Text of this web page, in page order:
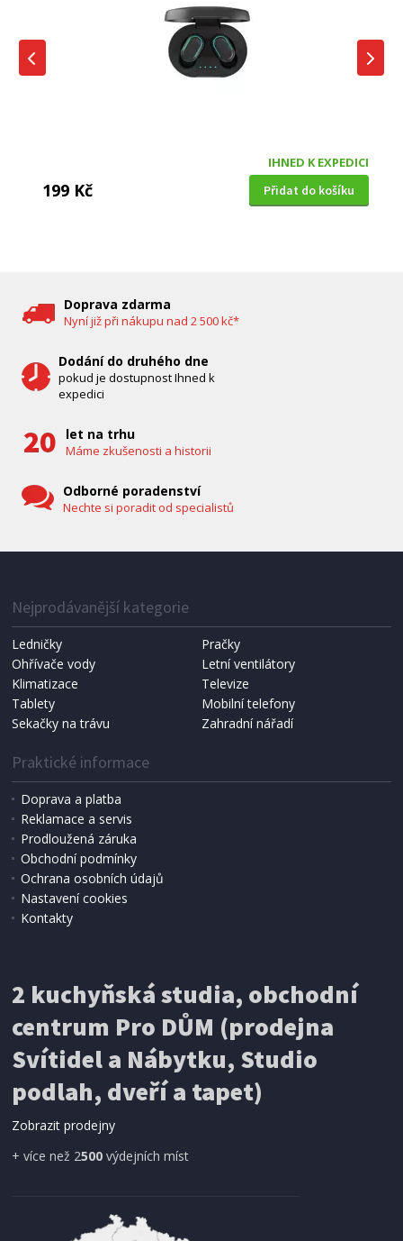
IHNED K EXPEDICI
199 Kč Přidat do košíku
NÁHRADNÍ SÁČKY DO VYSAVAČE
Koma KRA-SB02S (Multi Bag, S-BAG SMS)
199 Kč Přidat do košíku
SÍŤ PROTI HMYZU
ProGarden KO-CY5910600 Síť proti hmyzu do
dveří magnetická 210 x 100 cm
Doprava zdarma
Nyní již při nákupu nad 2 500 kč*
Dodání do druhého dne
pokud je dostupnost Ihned k
expedici
let na trhu
Máme zkušenosti a historii
Odborné poradenství
Nechte si poradit od specialistů
Nejprodávanější kategorie
Ledničky
Pračky
Ohřívače vody
Letní ventilátory
Klimatizace
Televize
Tablety
Mobilní telefony
Sekačky na trávu
Zahradní nářadí
Praktické informace
Doprava a platba
Reklamace a servis
Prodloužená záruka
Obchodní podmínky
Ochrana osobních údajů
Nastavení cookies
Kontakty
2 kuchyňská studia, obchodní
centrum Pro DŮM (prodejna
Svítidel a Nábytku, Studio
podlah, dveří a tapet)
Zobrazit prodejny
+ více než 2500 výdejních míst